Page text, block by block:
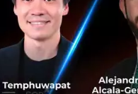
วโลก กระทบผู้ใช้งานรับ -ส่ง